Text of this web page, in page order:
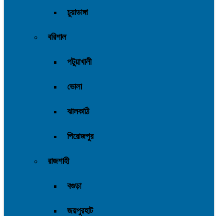
চুয়াডাঙ্গা
বরিশাল
পটুয়াখালী
ভোলা
ঝালকাঠি
পিরোজপুর
রাজশাহী
বগুড়া
জয়পুরহাট